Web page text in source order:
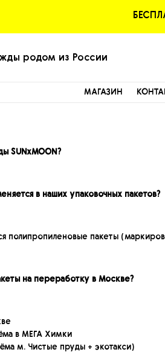
родом из России
МАГАЗИН
SUNxMOON?
в наших упаковочных пакетов?
полипропиленовые пакеты
на переработку в Москве?
в МЕГА Химки
м. Чистые пруды + экотакси)